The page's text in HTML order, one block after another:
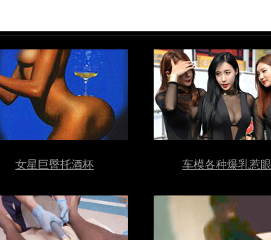
女星巨臀托酒杯 车模各种爆乳惹眼